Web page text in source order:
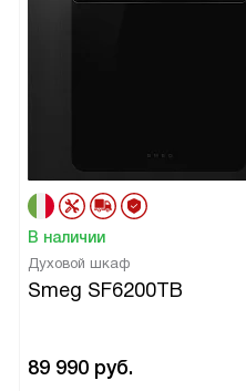
В наличии
Духовой шкаф
Smeg SF6200TB
89 990 руб.